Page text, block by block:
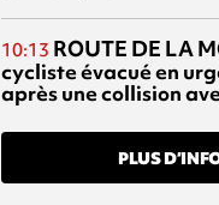
10:13 ROUTE DE LA
cycliste évacué en
après une collision
PLUS